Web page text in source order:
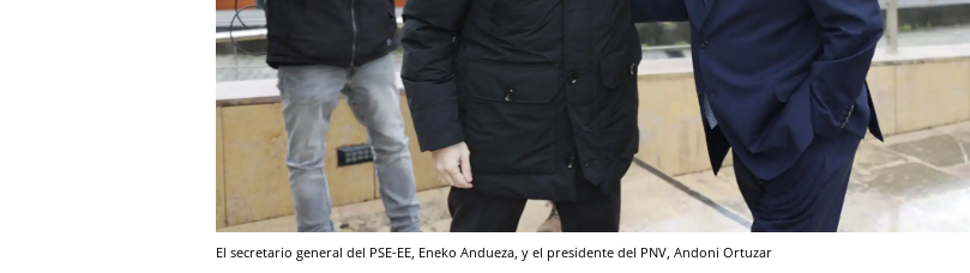
El secretario general del PSE-EE, Eneko Andueza, y el presidente del PNV, Andoni Ortuzar